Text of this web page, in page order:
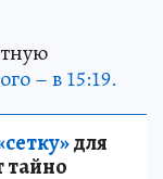
– в 15:19.
для
тайно